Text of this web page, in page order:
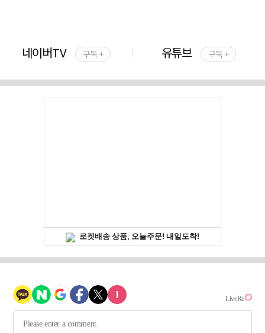
네이버TV 구독 + 유튜브 구독 +